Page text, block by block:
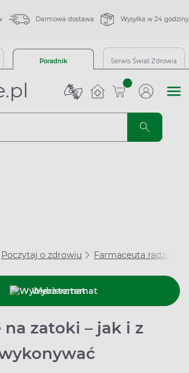
Darmowa dostawa Wysyłka w 24 godziny
Poradnik Serwis Świat Zdrowia
sztuk
Poczytaj o zdrowiu Farmaceuta radzi
Wybierz temat
zatoki – jak i z